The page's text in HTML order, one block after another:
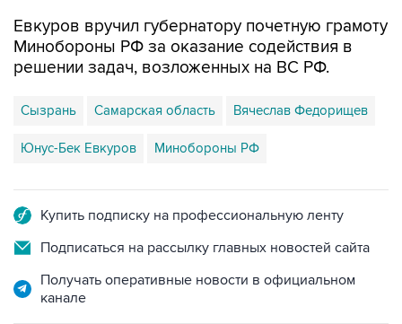
Евкуров вручил губернатору почетную грамоту
Минобороны РФ за оказание содействия в
решении задач, возложенных на ВС РФ.
Сызрань Самарская область Вячеслав Федорищев
Юнус-Бек Евкуров Минобороны РФ
Купить подписку на профессиональную ленту
Подписаться на рассылку главных новостей сайта
Получать оперативные новости в официальном
канале